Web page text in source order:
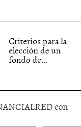
Criterios para la
elección de un
fondo de...
con